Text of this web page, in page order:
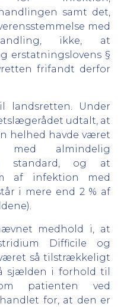
samt det,
med
ikke, at
erstatningslovens §
frifandt derfor
landsretten. Under
udtalt, at
helhed havde været
med almindelig
standard, og at
af infektion med
i mere end 2 % af
medhold i, at
Difficile og
så tilstrækkeligt
sjælden i forhold til
patienten ved
for, at den er